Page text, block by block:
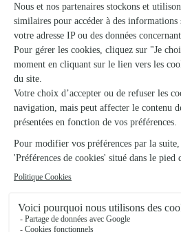
★ ★ ★ ★ ★
Très beau bouquet.
Très beau bouquet. Livré impeccable
★ ★ ★ ★
Rien à dire professionnel et reçu
Rien à dire professionnel et reçu en